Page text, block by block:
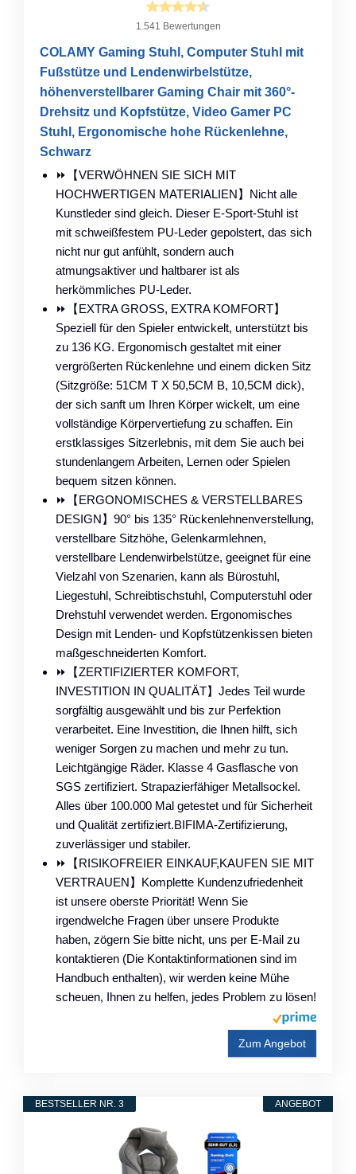
1.541 Bewertungen
COLAMY Gaming Stuhl, Computer Stuhl mit
Fußstütze und Lendenwirbelstütze,
höhenverstellbarer Gaming Chair mit 360°-
Drehsitz und Kopfstütze, Video Gamer PC
Stuhl, Ergonomische hohe Rückenlehne,
Schwarz
⏩【VERWÖHNEN SIE SICH MIT
HOCHWERTIGEN MATERIALIEN】Nicht alle
Kunstleder sind gleich. Dieser E-Sport-Stuhl ist
mit schweißfestem PU-Leder gepolstert, das sich
nicht nur gut anfühlt, sondern auch
atmungsaktiver und haltbarer ist als
herkömmliches PU-Leder.
⏩【EXTRA GROSS, EXTRA KOMFORT】
Speziell für den Spieler entwickelt, unterstützt bis
zu 136 KG. Ergonomisch gestaltet mit einer
vergrößerten Rückenlehne und einem dicken Sitz
(Sitzgröße: 51CM T X 50,5CM B, 10,5CM dick),
der sich sanft um Ihren Körper wickelt, um eine
vollständige Körpervertiefung zu schaffen. Ein
erstklassiges Sitzerlebnis, mit dem Sie auch bei
stundenlangem Arbeiten, Lernen oder Spielen
bequem sitzen können.
⏩【ERGONOMISCHES & VERSTELLBARES
DESIGN】90° bis 135° Rückenlehnenverstellung,
verstellbare Sitzhöhe, Gelenkarmlehnen,
verstellbare Lendenwirbelstütze, geeignet für eine
Vielzahl von Szenarien, kann als Bürostuhl,
Liegestuhl, Schreibtischstuhl, Computerstuhl oder
Drehstuhl verwendet werden. Ergonomisches
Design mit Lenden- und Kopfstützenkissen bieten
maßgeschneiderten Komfort.
⏩【ZERTIFIZIERTER KOMFORT,
INVESTITION IN QUALITÄT】Jedes Teil wurde
sorgfältig ausgewählt und bis zur Perfektion
verarbeitet. Eine Investition, die Ihnen hilft, sich
weniger Sorgen zu machen und mehr zu tun.
Leichtgängige Räder. Klasse 4 Gasflasche von
SGS zertifiziert. Strapazierfähiger Metallsockel.
Alles über 100.000 Mal getestet und für Sicherheit
und Qualität zertifiziert.BIFIMA-Zertifizierung,
zuverlässiger und stabiler.
⏩【RISIKOFREIER EINKAUF,KAUFEN SIE MIT
VERTRAUEN】Komplette Kundenzufriedenheit
ist unsere oberste Priorität! Wenn Sie
irgendwelche Fragen über unsere Produkte
haben, zögern Sie bitte nicht, uns per E-Mail zu
kontaktieren (Die Kontaktinformationen sind im
Handbuch enthalten), wir werden keine Mühe
scheuen, Ihnen zu helfen, jedes Problem zu lösen!
Zum Angebot
ANGEBOT
BESTSELLER NR. 3